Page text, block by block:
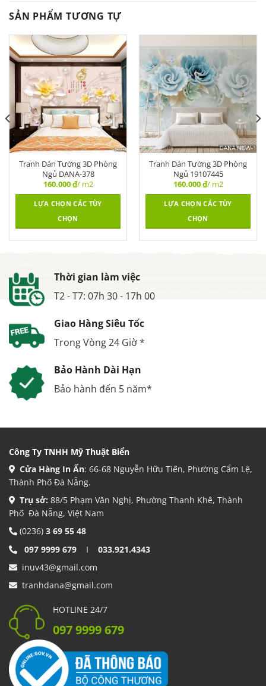
SẢN PHẨM TƯƠNG TỰ
Tranh Dán Tường 3D Phòng
Ngủ DANA-378
160.000₫/ m2
LỰA CHỌN CÁC TÙY
CHỌN
Tranh Dán Tường 3D Phòng
Ngủ 19107445
160.000₫/ m2
LỰA CHỌN CÁC TÙY
CHỌN
Thời gian làm việc
T2 - T7: 07h 30 - 17h 00
Giao Hàng Siêu Tốc
Trong Vòng 24 Giờ *
Bảo Hành Dài Hạn
Bảo hành đến 5 năm*
Công Ty TNHH Mỹ Thuật Biển
Cửa Hàng In Ấn: 66-68 Nguyễn Hữu Tiến, Phường Cẩm Lệ,
Thành Phố Đà Nẵng.
Trụ sở: 88/5 Phạm Văn Nghị, Phường Thanh Khê, Thành
Phố Đà Nẵng, Việt Nam
(0236) 3 69 55 48
097 9999 679 I 033.921.4343
inuv43@gmail.com
tranhdana@gmail.com
HOTLINE 24/7
097 9999 679